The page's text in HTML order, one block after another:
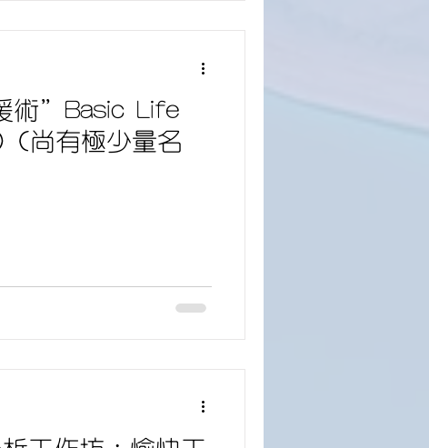
術＂Basic Life
(尚有極少量名